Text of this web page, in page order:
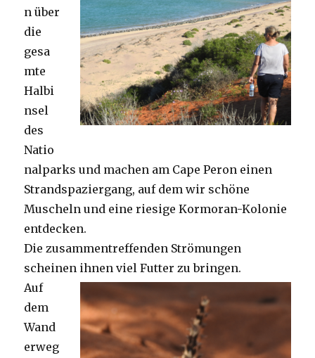
n über
die
gesa
mte
Halbi
nsel
des
Natio
nalparks und machen am Cape Peron einen
Strandspaziergang, auf dem wir schöne
Muscheln und eine riesige Kormoran-Kolonie
entdecken.
Die zusammentreffenden Strömungen
scheinen ihnen viel Futter zu bringen.
Auf
dem
Wand
erweg